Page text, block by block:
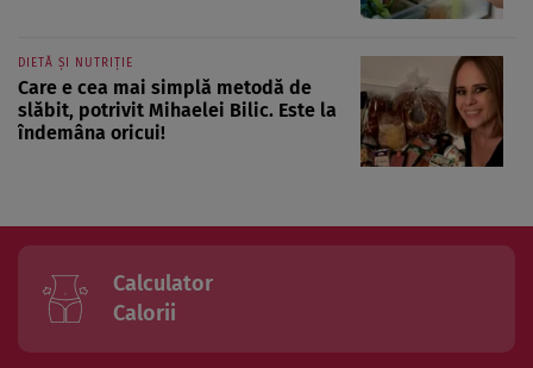
DIETĂ ȘI NUTRIȚIE
Care e cea mai simplă metodă de
slăbit, potrivit Mihaelei Bilic. Este la
îndemâna oricui!
Calculator
Calorii